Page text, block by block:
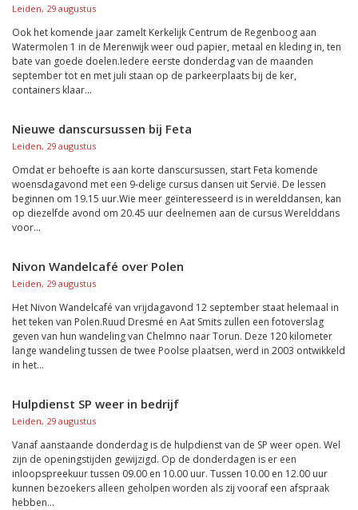
Leiden, 29 augustus
Ook het komende jaar zamelt Kerkelijk Centrum de Regenboog aan
Watermolen 1 in de Merenwijk weer oud papier, metaal en kleding in, ten
bate van goede doelen.Iedere eerste donderdag van de maanden
september tot en met juli staan op de parkeerplaats bij de ker,
containers klaar...
Nieuwe danscursussen bij Feta
Leiden, 29 augustus
Omdat er behoefte is aan korte danscursussen, start Feta komende
woensdagavond met een 9-delige cursus dansen uit Servië. De lessen
beginnen om 19.15 uur.Wie meer geïnteresseerd is in werelddansen, kan
op diezelfde avond om 20.45 uur deelnemen aan de cursus Werelddans
voor...
Nivon Wandelcafé over Polen
Leiden, 29 augustus
Het Nivon Wandelcafé van vrijdagavond 12 september staat helemaal in
het teken van Polen.Ruud Dresmé en Aat Smits zullen een fotoverslag
geven van hun wandeling van Chelmno naar Torun. Deze 120 kilometer
lange wandeling tussen de twee Poolse plaatsen, werd in 2003 ontwikkeld
in het...
Hulpdienst SP weer in bedrijf
Leiden, 29 augustus
Vanaf aanstaande donderdag is de hulpdienst van de SP weer open. Wel
zijn de openingstijden gewijzigd. Op de donderdagen is er een
inloopspreekuur tussen 09.00 en 10.00 uur. Tussen 10.00 en 12.00 uur
kunnen bezoekers alleen geholpen worden als zij vooraf een afspraak
hebben...